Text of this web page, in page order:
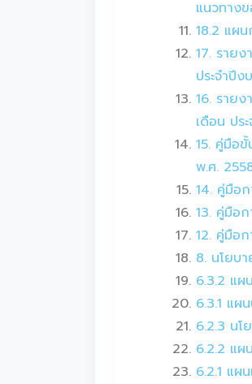
แนวทาง
18.2 แผ
17. ราย
ประจำปี
16. ราย
เดือน ปร
15. คู่มือ
พ.ศ.
14. คู่มือ
13. คู่มือ
12. คู่มือ
8. นโยบ
6.3.2 แผ
6.3.1 แผ
6.2.3 นโ
6.2.2 แ
6.2.1 แผ